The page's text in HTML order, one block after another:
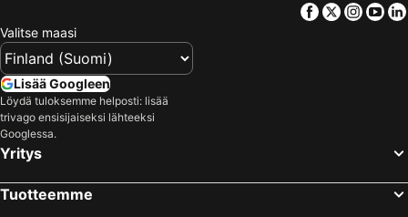
Wolmar, Kocēnu novads Hotellit
Liepāja, Liepaja Hotellit
Bauska, Bauskas novads Hotellit
Facebook
Twitter
Valitse maasi
Lisää Googleen
Löydä tuloksemme helposti: lisää
trivago ensisijaiseksi lähteeksi
Googlessa.
Yritys
Tuotteemme